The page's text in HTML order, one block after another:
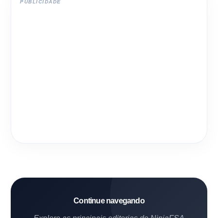
PUBLICIDADE
Continue navegando